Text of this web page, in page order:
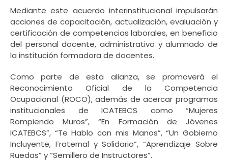
Mediante este acuerdo interinstitucional impulsarán
acciones de capacitación, actualización, evaluación y
certificación de competencias laborales, en beneficio
del personal docente, administrativo y alumnado de
la institución formadora de docentes.
Como parte de esta alianza, se promoverá el
Reconocimiento Oficial de la Competencia
Ocupacional (ROCO), además de acercar programas
institucionales de ICATEBCS como “Mujeres
Rompiendo Muros”, “En Formación de Jóvenes
ICATEBCS”, “Te Hablo con mis Manos”, “Un Gobierno
Incluyente, Fraternal y Solidario”, “Aprendizaje Sobre
Ruedas” y “Semillero de Instructores”.